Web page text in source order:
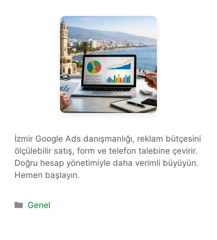
İzmir Google Ads danışmanlığı, reklam bütçesini
ölçülebilir satış, form ve telefon talebine çevirir.
Doğru hesap yönetimiyle daha verimli büyüyün.
Hemen başlayın.
Kategoriler
Genel